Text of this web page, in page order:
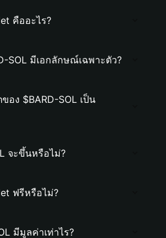
คืออะไร?
SOL มีเอกลักษณ์เฉพาะตัว?
อง $BARD-SOL เป็น
จะขึ้นหรือไม่?
ฟรีหรือไม่?
มีมูลค่าเท่าไร?